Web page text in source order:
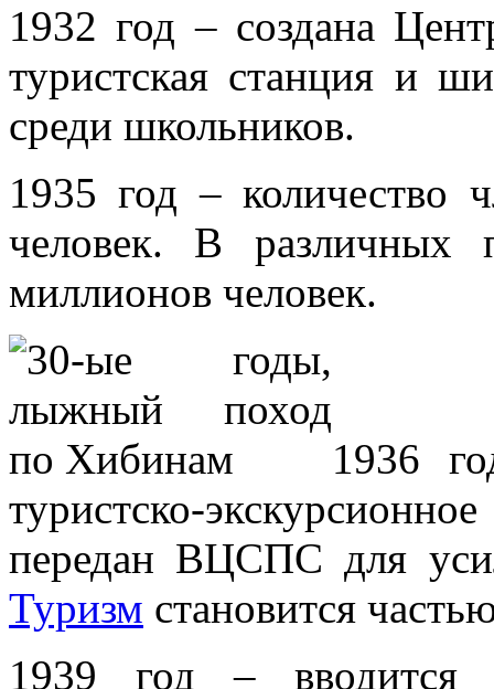
1932 год – создана
туристская станция и
среди школьников.
1935 год – количество
человек. В различных
миллионов человек.
1936
туристско-
передан ВЦСПС для
Туризм становится
1939 год – вводится